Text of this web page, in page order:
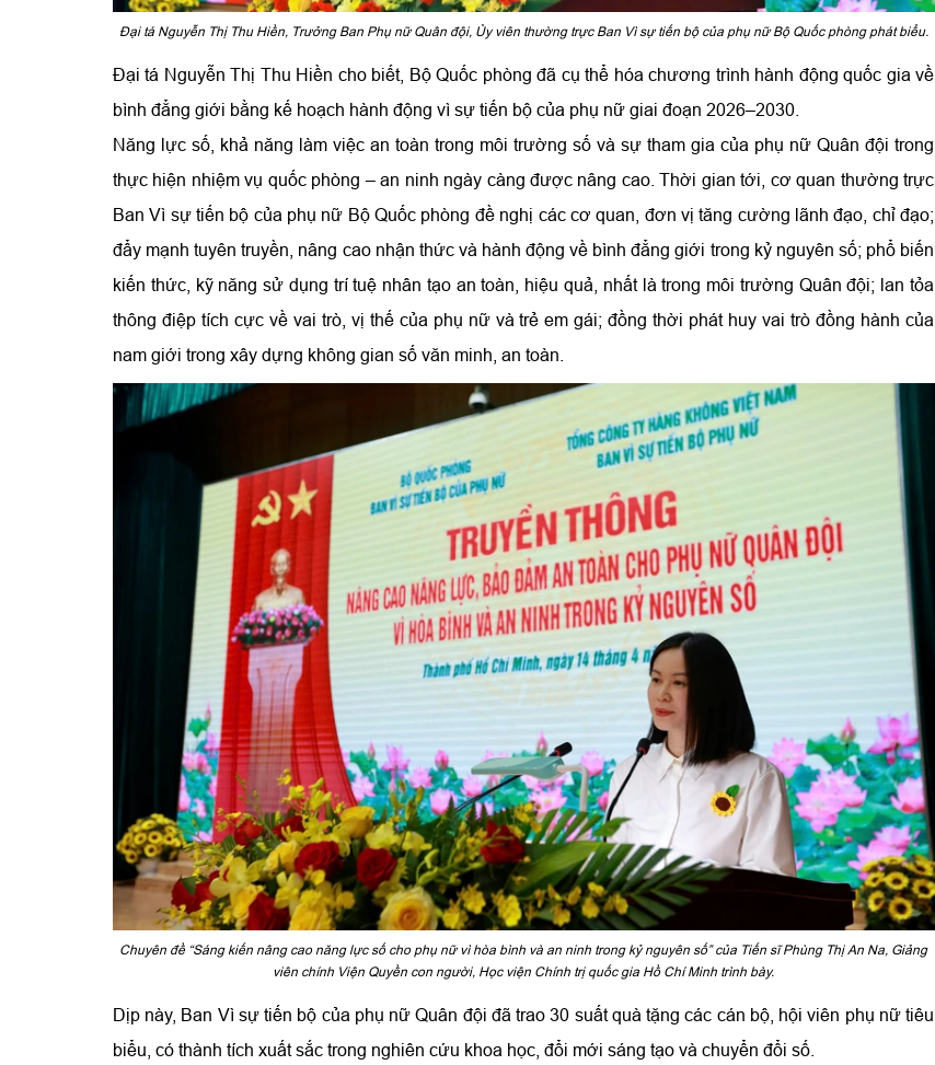
Đại tá Nguyễn Thị Thu Hiền, Trưởng Ban Phụ nữ Quân đội, Ủy viên thường trực Ban Vì sự tiến bộ của phụ nữ Bộ Quốc phòng phát biểu.
Đại tá Nguyễn Thị Thu Hiền cho biết, Bộ Quốc phòng đã cụ thể hóa chương trình hành động quốc gia về
bình đẳng giới bằng kế hoạch hành động vì sự tiến bộ của phụ nữ giai đoạn 2026–2030.
Năng lực số, khả năng làm việc an toàn trong môi trường số và sự tham gia của phụ nữ Quân đội trong
thực hiện nhiệm vụ quốc phòng – an ninh ngày càng được nâng cao. Thời gian tới, cơ quan thường trực
Ban Vì sự tiến bộ của phụ nữ Bộ Quốc phòng đề nghị các cơ quan, đơn vị tăng cường lãnh đạo, chỉ đạo;
đẩy mạnh tuyên truyền, nâng cao nhận thức và hành động về bình đẳng giới trong kỷ nguyên số; phổ biến
kiến thức, kỹ năng sử dụng trí tuệ nhân tạo an toàn, hiệu quả, nhất là trong môi trường Quân đội; lan tỏa
thông điệp tích cực về vai trò, vị thế của phụ nữ và trẻ em gái; đồng thời phát huy vai trò đồng hành của
nam giới trong xây dựng không gian số văn minh, an toàn.
Chuyên đề “Sáng kiến nâng cao năng lực số cho phụ nữ vì hòa bình và an ninh trong kỷ nguyên số” của Tiến sĩ Phùng Thị An Na, Giảng
viên chính Viện Quyền con người, Học viện Chính trị quốc gia Hồ Chí Minh trình bày.
Dịp này, Ban Vì sự tiến bộ của phụ nữ Quân đội đã trao 30 suất quà tặng các cán bộ, hội viên phụ nữ tiêu
biểu, có thành tích xuất sắc trong nghiên cứu khoa học, đổi mới sáng tạo và chuyển đổi số.